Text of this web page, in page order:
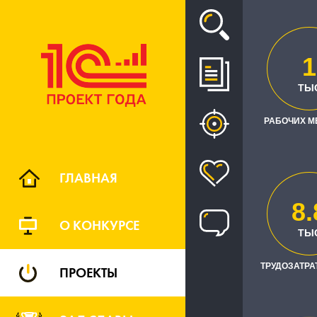
ГЛАВНАЯ
О КОНКУРСЕ
ПРОЕКТЫ
Проект
РЕГИОН
1
РАБОЧИХ